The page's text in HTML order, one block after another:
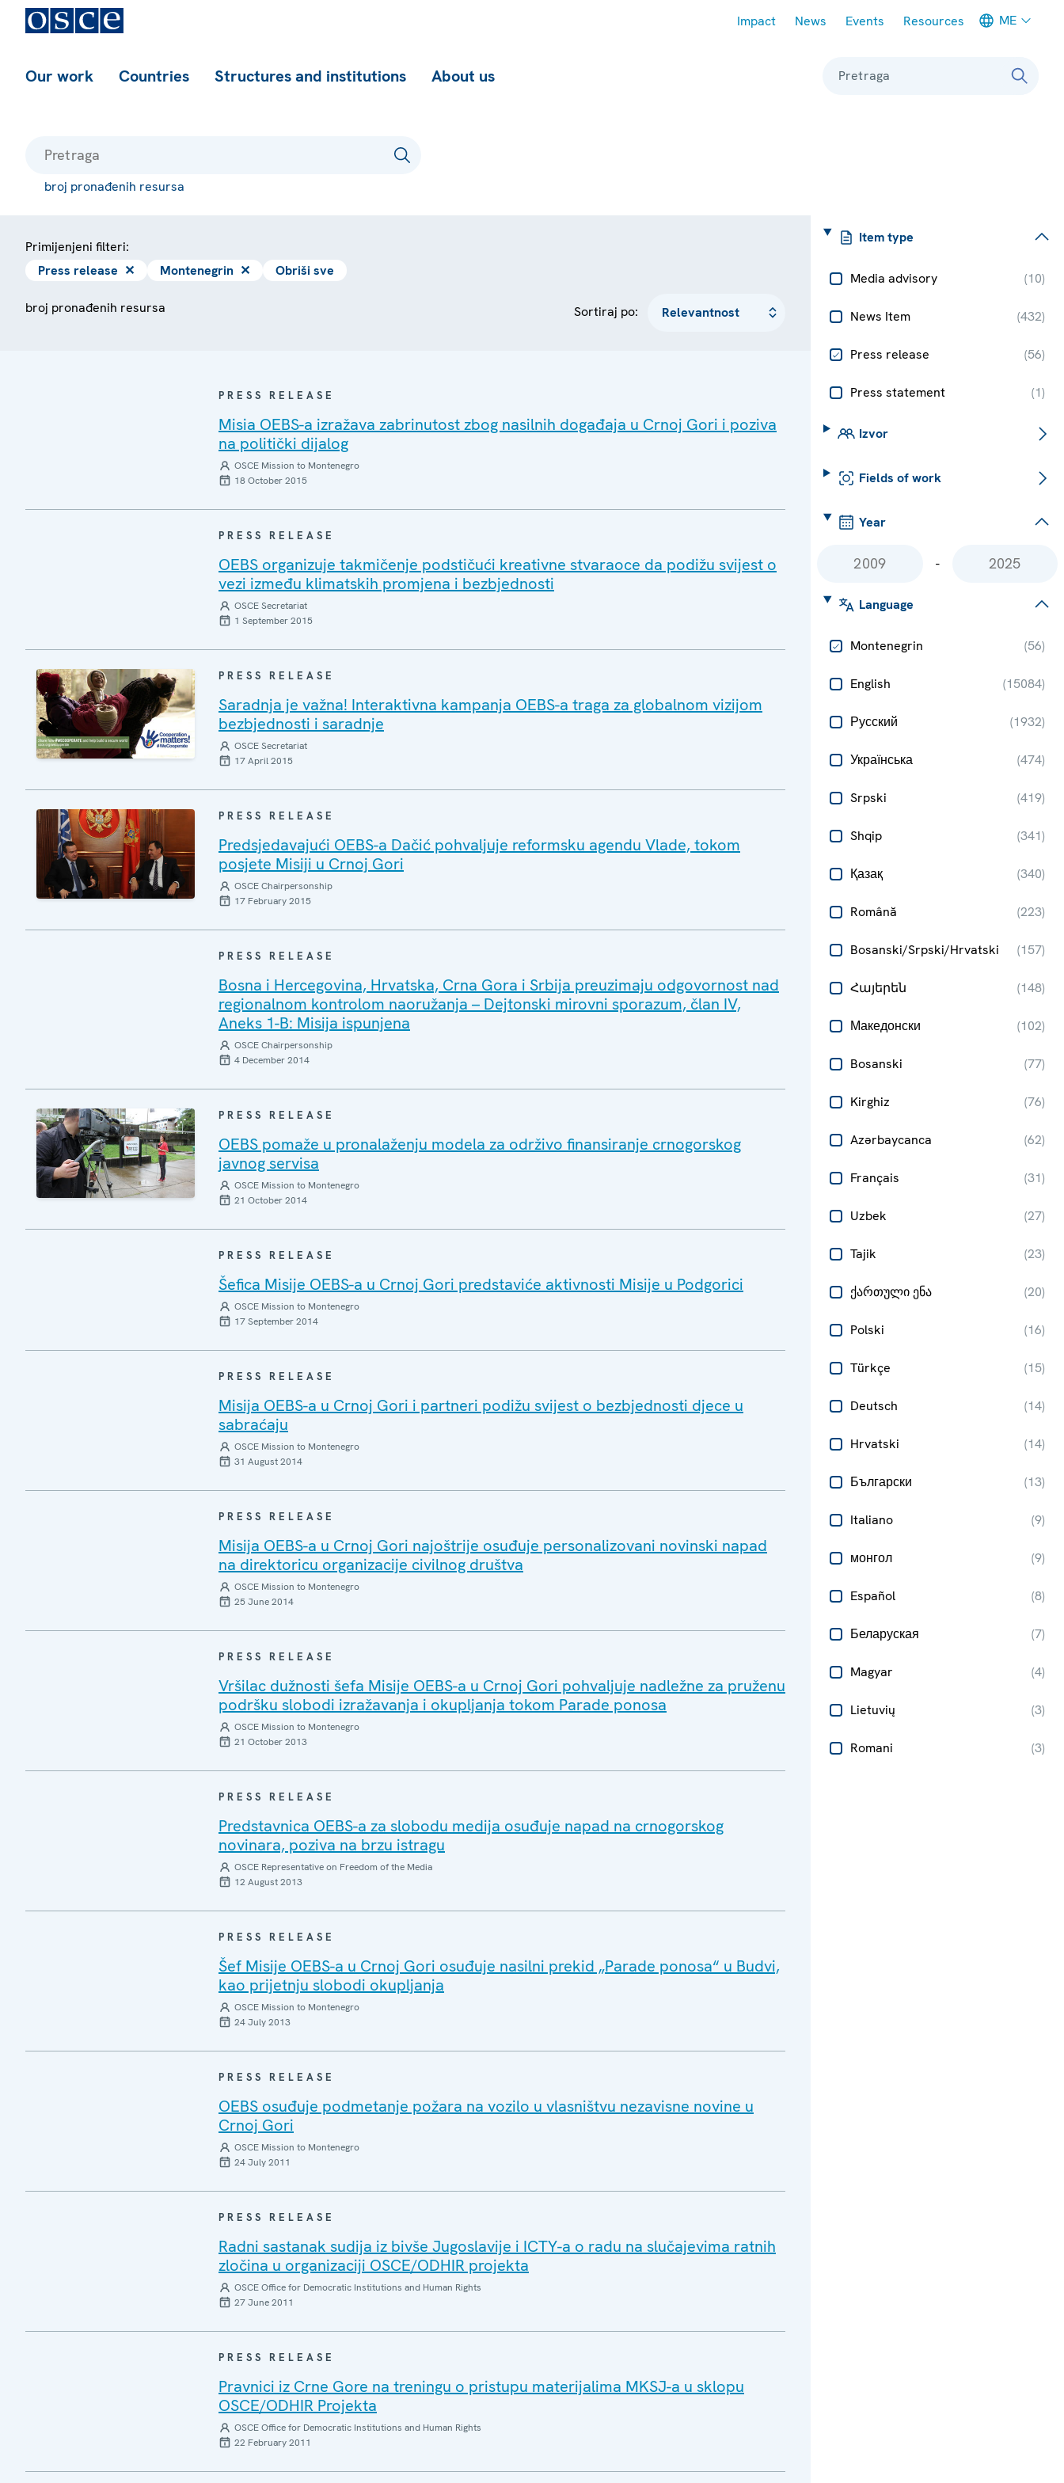
Impact News Events Resources ME
Our work Countries Structures and institutions About us Pretraga
broj pronađenih resursa
Item type
Media advisory (10)
News Item (432)
Press release (56)
Press statement (1)
Izvor
Fields of work
Year
-
Language
Montenegrin (56)
English (15084)
Русский (1932)
Українська (474)
Srpski (419)
Shqip (341)
Қазақ (340)
Română (223)
Bosanski/Srpski/Hrvatski (157)
Հայերեն (148)
Македонски (102)
Bosanski (77)
Kirghiz (76)
Azərbaycanca (62)
Français (31)
Uzbek (27)
Tajik (23)
ქართული ენა (20)
Polski (16)
Türkçe (15)
Deutsch (14)
Hrvatski (14)
Български (13)
Italiano (9)
монгол (9)
Español (8)
Беларуская (7)
Magyar (4)
Lietuvių (3)
Romani (3)
Primijenjeni filteri:
Press release ✕ Montenegrin ✕ Obriši sve
broj pronađenih resursa Sortiraj po:
PRESS RELEASE
Misia OEBS-a izražava zabrinutost zbog nasilnih događaja u Crnoj Gori i poziva
na politički dijalog
OSCE Mission to Montenegro
18 October 2015
PRESS RELEASE
OEBS organizuje takmičenje podstičući kreativne stvaraoce da podižu svijest o
vezi između klimatskih promjena i bezbjednosti
OSCE Secretariat
1 September 2015
PRESS RELEASE
Saradnja je važna! Interaktivna kampanja OEBS-a traga za globalnom vizijom
bezbjednosti i saradnje
OSCE Secretariat
17 April 2015
PRESS RELEASE
Predsjedavajući OEBS-a Dačić pohvaljuje reformsku agendu Vlade, tokom
posjete Misiji u Crnoj Gori
OSCE Chairpersonship
17 February 2015
PRESS RELEASE
Bosna i Hercegovina, Hrvatska, Crna Gora i Srbija preuzimaju odgovornost nad
regionalnom kontrolom naoružanja – Dejtonski mirovni sporazum, član IV,
Aneks 1-B: Misija ispunjena
OSCE Chairpersonship
4 December 2014
PRESS RELEASE
OEBS pomaže u pronalaženju modela za održivo finansiranje crnogorskog
javnog servisa
OSCE Mission to Montenegro
21 October 2014
PRESS RELEASE
Šefica Misije OEBS-a u Crnoj Gori predstaviće aktivnosti Misije u Podgorici
OSCE Mission to Montenegro
17 September 2014
PRESS RELEASE
Misija OEBS-a u Crnoj Gori i partneri podižu svijest o bezbjednosti djece u
sabraćaju
OSCE Mission to Montenegro
31 August 2014
PRESS RELEASE
Misija OEBS-a u Crnoj Gori najoštrije osuđuje personalizovani novinski napad
na direktoricu organizacije civilnog društva
OSCE Mission to Montenegro
25 June 2014
PRESS RELEASE
Vršilac dužnosti šefa Misije OEBS-a u Crnoj Gori pohvaljuje nadležne za pruženu
podršku slobodi izražavanja i okupljanja tokom Parade ponosa
OSCE Mission to Montenegro
21 October 2013
PRESS RELEASE
Predstavnica OEBS-a za slobodu medija osuđuje napad na crnogorskog
novinara, poziva na brzu istragu
OSCE Representative on Freedom of the Media
12 August 2013
PRESS RELEASE
Šef Misije OEBS-a u Crnoj Gori osuđuje nasilni prekid „Parade ponosa“ u Budvi,
kao prijetnju slobodi okupljanja
OSCE Mission to Montenegro
24 July 2013
PRESS RELEASE
OEBS osuđuje podmetanje požara na vozilo u vlasništvu nezavisne novine u
Crnoj Gori
OSCE Mission to Montenegro
24 July 2011
PRESS RELEASE
Radni sastanak sudija iz bivše Jugoslavije i ICTY-a o radu na slučajevima ratnih
zločina u organizaciji OSCE/ODHIR projekta
OSCE Office for Democratic Institutions and Human Rights
27 June 2011
PRESS RELEASE
Pravnici iz Crne Gore na treningu o pristupu materijalima MKSJ-a u sklopu
OSCE/ODHIR Projekta
OSCE Office for Democratic Institutions and Human Rights
22 February 2011